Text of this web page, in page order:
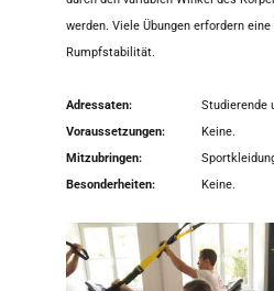
werden. Viele Übungen erfordern eine
Rumpfstabilität.
Adressaten:
Studierende
Voraussetzungen:
Keine.
Mitzubringen:
Besonderheiten:
Keine.